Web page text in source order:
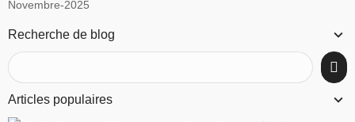
Novembre-2025
Recherche de blog
Articles populaires